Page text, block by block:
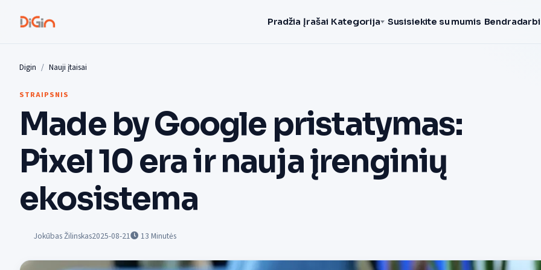
Pradžia Įrašai Kategorija Susisiekite su mumis
Digin Nauji įtaisai
STRAIPSNIS
Made by Google pristatymas:
Pixel 10 era ir nauja įrenginių
ekosistema
Jokūbas Žilinskas2025-08-21 13 Minutės